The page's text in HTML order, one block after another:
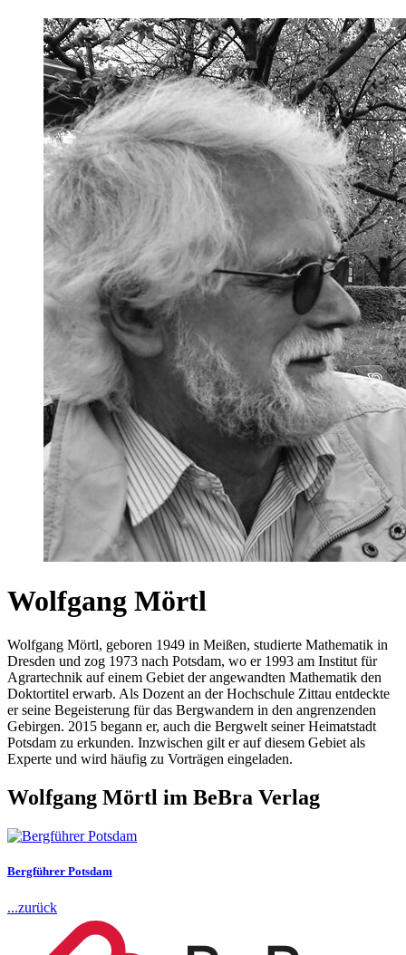
Wolfgang Mörtl
Wolfgang Mörtl, geboren 1949 in Meißen, studierte Mathematik in
Dresden und zog 1973 nach Potsdam, wo er 1993 am Institut für
Agrartechnik auf einem Gebiet der angewandten Mathematik den
Doktortitel erwarb. Als Dozent an der Hochschule Zittau entdeckte
er seine Begeisterung für das Bergwandern in den angrenzenden
Gebirgen. 2015 begann er, auch die Bergwelt seiner Heimatstadt
Potsdam zu erkunden. Inzwischen gilt er auf diesem Gebiet als
Experte und wird häufig zu Vorträgen eingeladen.
Wolfgang Mörtl im BeBra Verlag
Bergführer Potsdam
...zurück